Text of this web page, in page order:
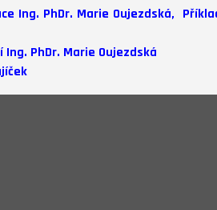
Ing. PhDr. Marie Oujezdská,
PhDr. Marie Oujezdská